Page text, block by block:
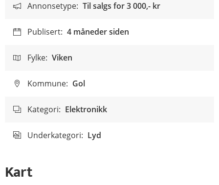
Annonsetype: Til salgs for3 000,- kr
Publisert: 4 måneder siden
Fylke: Viken
Kommune: Gol
Kategori: Elektronikk
Underkategori: Lyd
Kart